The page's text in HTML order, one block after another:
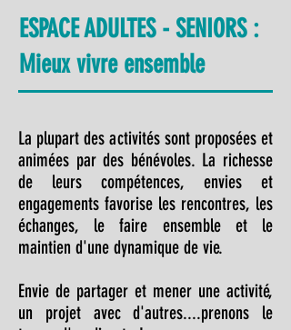
ESPACE ADULTES - SENIORS :
Mieux vivre ensemble
La plupart des activités sont proposées et
animées par des bénévoles. La richesse
de leurs compétences, envies et
engagements favorise les rencontres, les
échanges, le faire ensemble et le
maintien d'une dynamique de vie.
Envie de partager et mener une activité,
un projet avec d'autres....prenons le